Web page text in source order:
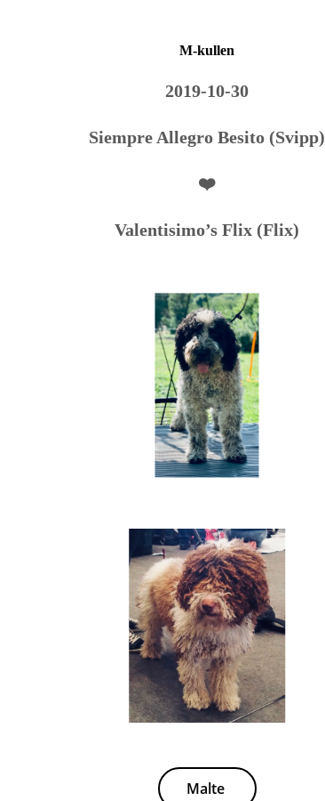
M-kullen
2019-10-30
Siempre Allegro Besito (Svipp)
❤️
Valentisimo’s Flix (Flix)
Malte